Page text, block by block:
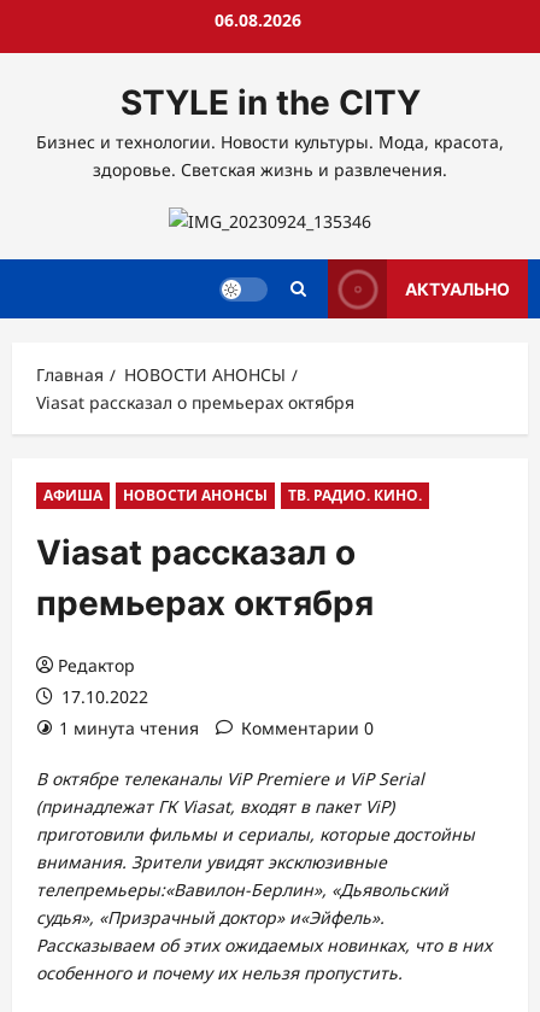
06.08.2026
STYLE in the CITY
Бизнес и технологии. Новости культуры. Мода, красота,
здоровье. Светская жизнь и развлечения.
АКТУАЛЬНО
Главная
НОВОСТИ АНОНСЫ
Viasat рассказал о премьерах октября
АФИША НОВОСТИ АНОНСЫ ТВ. РАДИО. КИНО.
Viasat рассказал о
премьерах октября
Редактор
17.10.2022
1 минута чтения
Комментарии 0
В октябре телеканалы ViP Premiere и ViP Serial
(принадлежат ГК Viasat, входят в пакет ViP)
приготовили фильмы и сериалы, которые достойны
внимания. Зрители увидят эксклюзивные
телепремьеры:«Вавилон-Берлин», «Дьявольский
судья», «Призрачный доктор» и«Эйфель».
Рассказываем об этих ожидаемых новинках, что в них
особенного и почему их нельзя пропустить.